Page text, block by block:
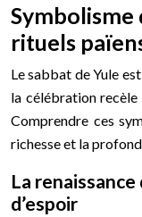
Symbolisme
rituels
Le sabbat de Yule
la célébration
Comprendre ces
richesse et la
La
d’espoir